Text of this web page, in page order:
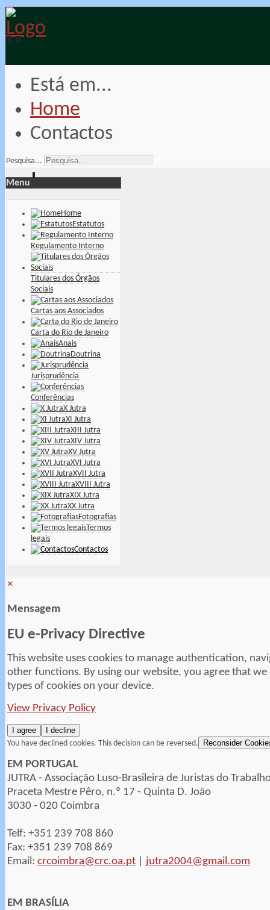
Está em...
Home
Contactos
Pesquisa...
Menu
Home
Estatutos
Regulamento Interno
Titulares dos Órgãos
Sociais
Cartas aos Associados
Carta do Rio de Janeiro
Anais
Doutrina
Jurisprudência
Conferências
X Jutra
XI Jutra
XIII Jutra
XIV Jutra
XV Jutra
XVI Jutra
XVII Jutra
XVIII Jutra
XIX Jutra
XX Jutra
Fotografias
Termos
legais
Contactos
×
Mensagem
EU e-Privacy Directive
This website uses cookies to manage authentication,
other functions. By using our website, you agree that we
types of cookies on your device.
View Privacy Policy
I agree
I decline
You have declined cookies. This decision can be reversed.
Reconsider
EM PORTUGAL
JUTRA - Associação Luso-Brasileira de Juristas do
Praceta Mestre Pêro, n.º 17 - Quinta D. João
3030 - 020 Coimbra
Telf: +351 239 708 860
Fax: +351 239 708 869
Email: crcoimbra@crc.oa.pt jutra2004@gmail.com
EM BRASÍLIA